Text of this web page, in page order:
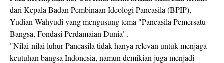
dari Kepala Badan Pembinaan Ideologi Pancasila (BPIP),
Yudian Wahyudi yang mengusung tema "Pancasila Pemersatu
Bangsa, Fondasi Perdamaian Dunia".
"Nilai-nilai luhur Pancasila tidak hanya relevan untuk menjaga
keutuhan bangsa Indonesia, namun demikian juga menjadi